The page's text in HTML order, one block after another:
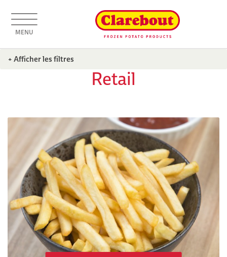
MENU
+ Afficher les filtres
Retail